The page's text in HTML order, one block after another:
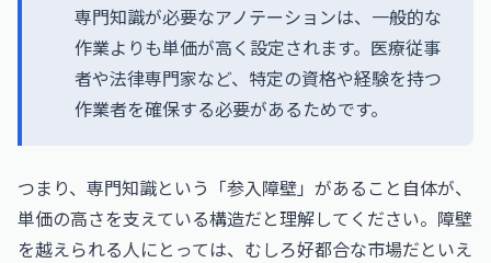
専門知識が必要なアノテーションは、一般的な
作業よりも単価が高く設定されます。医療従事
者や法律専門家など、特定の資格や経験を持つ
作業者を確保する必要があるためです。
つまり、専門知識という「参入障壁」があること自体が、
単価の高さを支えている構造だと理解してください。障壁
を越えられる人にとっては、むしろ好都合な市場だといえ